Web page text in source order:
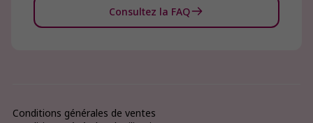
Consultez la FAQ
Conditions générales de ventes